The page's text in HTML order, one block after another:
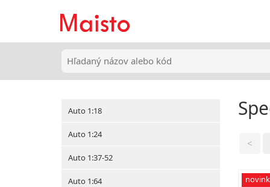
Auto 1:18
Auto 1:24
Auto 1:37-52
Auto 1:64
<